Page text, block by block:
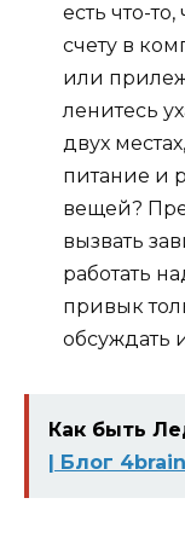
есть что-
счету в
или
ленитесь
двух
питание и
вещей?
вызвать
работать
привык
обсуждать
Как быть
| Блог 4brain